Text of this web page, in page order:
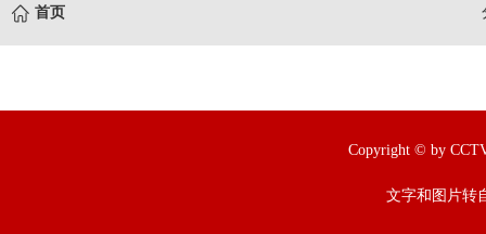
首页
Copyright © by
文字和图片转